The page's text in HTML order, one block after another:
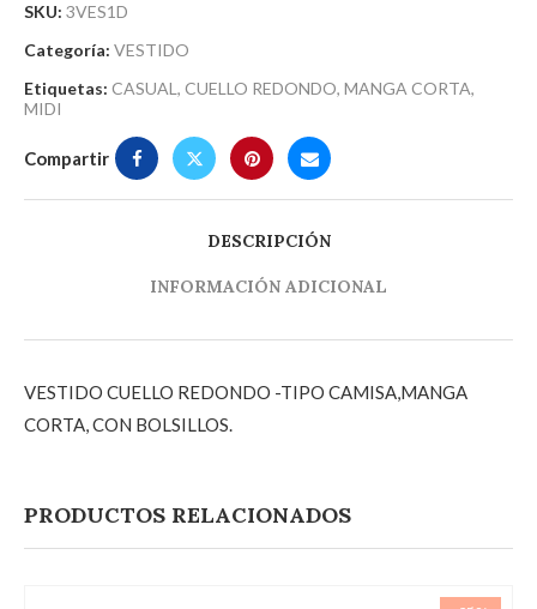
SKU: 3VES1D
Categoría: VESTIDO
Etiquetas: CASUAL , CUELLO REDONDO, MANGA CORTA,
MIDI
Compartir
DESCRIPCIÓN
INFORMACIÓN ADICIONAL
VESTIDO CUELLO REDONDO -TIPO CAMISA,MANGA
CORTA, CON BOLSILLOS.
PRODUCTOS RELACIONADOS